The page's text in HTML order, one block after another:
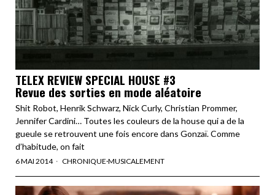
TELEX REVIEW SPECIAL HOUSE #3
Revue des sorties en mode aléatoire
Shit Robot, Henrik Schwarz, Nick Curly, Christian Prommer,
Jennifer Cardini… Toutes les couleurs de la house qui a de la
gueule se retrouvent une fois encore dans Gonzaï. Comme
d’habitude, on fait
6 MAI 2014 CHRONIQUE·MUSICALEMENT